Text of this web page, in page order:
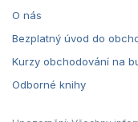
O nás
Bezplatný úvod do
Kurzy obchodování na
Odborné knihy